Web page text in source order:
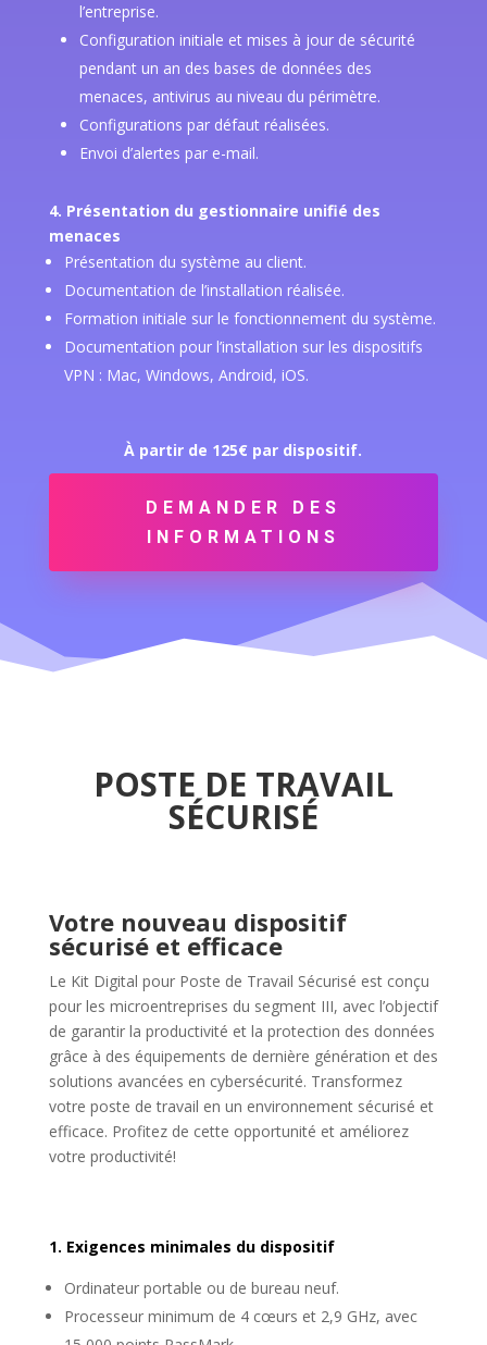
l’entreprise.
Configuration initiale et mises à jour de sécurité
pendant un an des bases de données des
menaces, antivirus au niveau du périmètre.
Configurations par défaut réalisées.
Envoi d’alertes par e-mail.
4. Présentation du gestionnaire unifié des
menaces
Présentation du système au client.
Documentation de l’installation réalisée.
Formation initiale sur le fonctionnement du système.
Documentation pour l’installation sur les dispositifs
VPN : Mac, Windows, Android, iOS.
À partir de 125€ par dispositif.
DEMANDER DES
INFORMATIONS
POSTE DE TRAVAIL
SÉCURISÉ
Votre nouveau dispositif
sécurisé et efficace
Le Kit Digital pour Poste de Travail Sécurisé est conçu
pour les microentreprises du segment III, avec l’objectif
de garantir la productivité et la protection des données
grâce à des équipements de dernière génération et des
solutions avancées en cybersécurité. Transformez
votre poste de travail en un environnement sécurisé et
efficace. Profitez de cette opportunité et améliorez
votre productivité!
1. Exigences minimales du dispositif
Ordinateur portable ou de bureau neuf.
Processeur minimum de 4 cœurs et 2,9 GHz, avec